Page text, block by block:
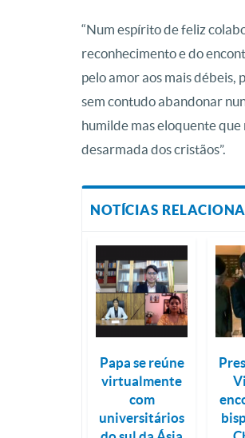
“Num espírito de feliz
reconhecimento e do
pelo amor aos mais débeis,
sem contudo abandonar
humilde mas eloquente
desarmada dos cristãos”.
NOTÍCIAS
Papa se reúne
virtualmente
com
universitários